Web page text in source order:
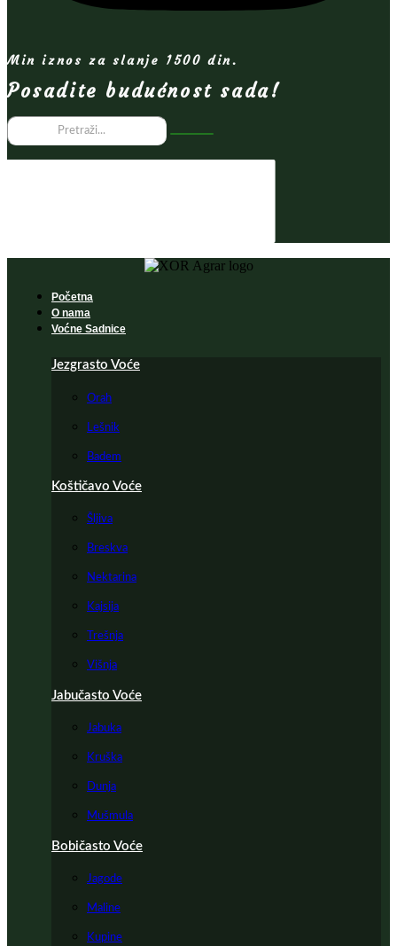
Min iznos za slanje 1500 din.
Posadite budućnost sada!
Početna
O nama
Voćne Sadnice
Jezgrasto Voće
Orah
Lešnik
Badem
Koštičavo Voće
Šljiva
Breskva
Nektarina
Kajsija
Trešnja
Višnja
Jabučasto Voće
Jabuka
Kruška
Dunja
Mušmula
Bobičasto Voće
Jagode
Maline
Kupine